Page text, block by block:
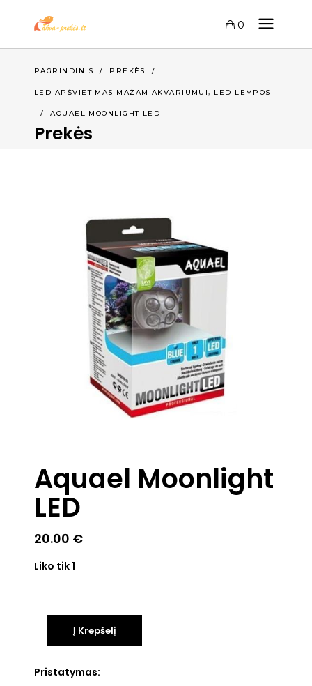
0
PAGRINDINIS / PREKĖS /
LED APŠVIETIMAS MAŽAM AKVARIUMUI, LED LEMPOS
/AQUAEL MOONLIGHT LED
Prekės
Aquael Moonlight
LED
20.00 €
Liko tik 1
Į Krepšelį
Pristatymas: